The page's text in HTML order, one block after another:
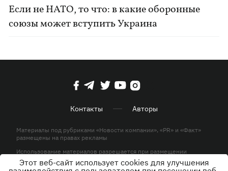
Если не НАТО, то что: в какие оборонные
союзы может вступить Украина
Контакты Авторы
Материалы под рубриками «Новости компании», «PR» и «Факт»
размещены на правах рекламы
Использование материалов разрешается при размещении
активной гиперссылки на KP.UA в первом абзаце.
Этот веб-сайт использует cookies для улучшения